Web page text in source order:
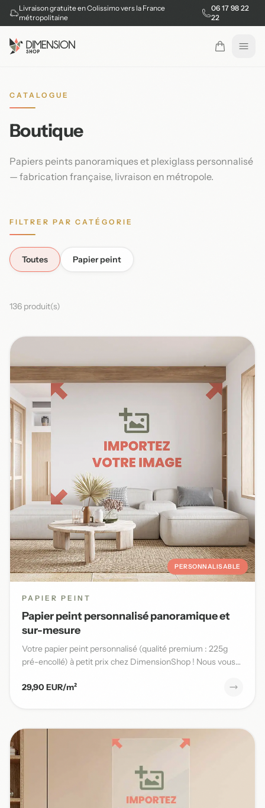
Livraison gratuite en Colissimo vers la France
métropolitaine
06 17 98 22
22
CATALOGUE
Boutique
Papiers peints panoramiques et plexiglass personnalisé
— fabrication française, livraison en métropole.
FILTRER PAR CATÉGORIE
Toutes Papier peint
136 produit(s)
PERSONNALISABLE
PAPIER PEINT
Papier peint personnalisé panoramique et
sur-mesure
Votre papier peint personnalisé (qualité premium : 225g
pré-encollé) à petit prix chez DimensionShop ! Nous vous
29,90 EUR/m²